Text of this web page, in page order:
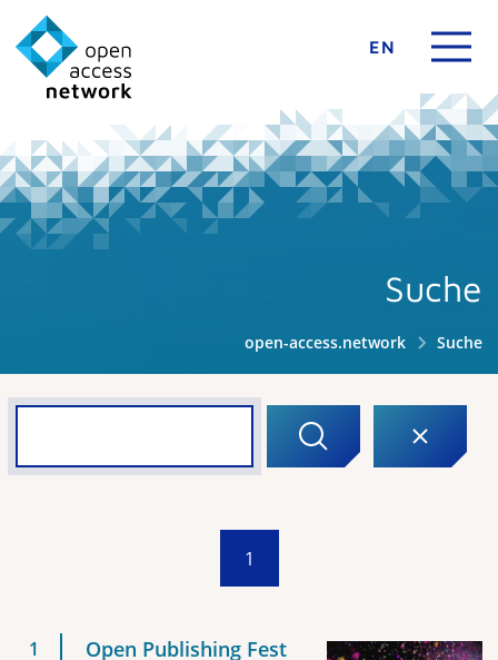
EN
Suche
open-access.network Suche
1
Open Publishing Fest